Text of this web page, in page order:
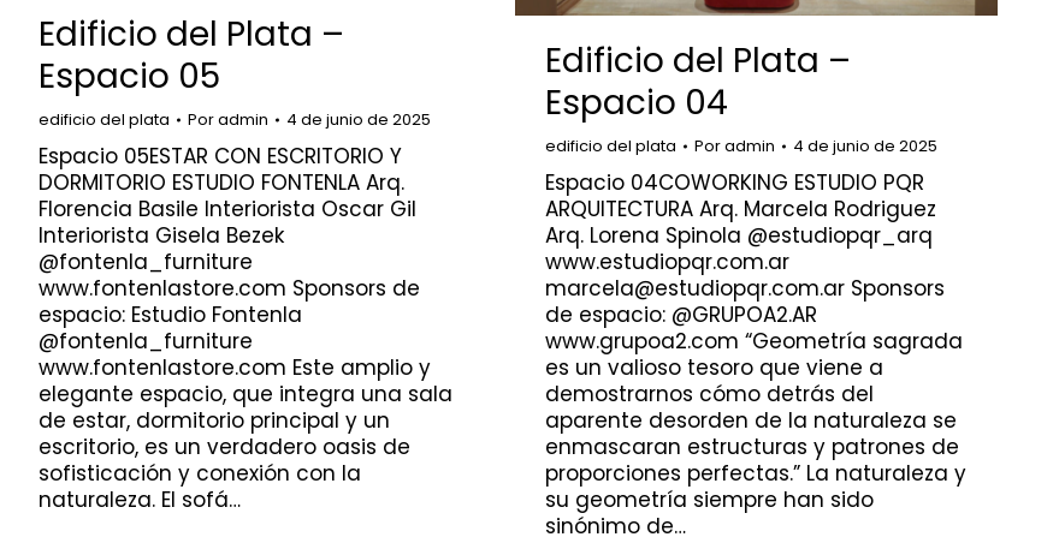
Edificio del Plata –
Espacio 05
edificio del plata Poradmin 4 de junio de 2025
Espacio 05ESTAR CON ESCRITORIO Y
DORMITORIO ESTUDIO FONTENLA Arq.
Florencia Basile Interiorista Oscar Gil
Interiorista Gisela Bezek
@fontenla_furniture
www.fontenlastore.com Sponsors de
espacio: Estudio Fontenla
@fontenla_furniture
www.fontenlastore.com Este amplio y
elegante espacio, que integra una sala
de estar, dormitorio principal y un
escritorio, es un verdadero oasis de
sofisticación y conexión con la
naturaleza. El sofá…
Edificio del Plata –
Espacio 04
edificio del plata Poradmin 4 de junio de 2025
Espacio 04COWORKING ESTUDIO PQR
ARQUITECTURA Arq. Marcela Rodriguez
Arq. Lorena Spinola @estudiopqr_arq
www.estudiopqr.com.ar
marcela@estudiopqr.com.ar Sponsors
de espacio: @GRUPOA2.AR
www.grupoa2.com “Geometría sagrada
es un valioso tesoro que viene a
demostrarnos cómo detrás del
aparente desorden de la naturaleza se
enmascaran estructuras y patrones de
proporciones perfectas.” La naturaleza y
su geometría siempre han sido
sinónimo de…